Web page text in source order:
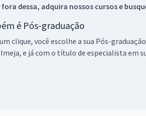
fora dessa, adquira nossos cursos e
é Pós-graduação
clique, você escolhe a sua Pós-
e já com o título de especialista em